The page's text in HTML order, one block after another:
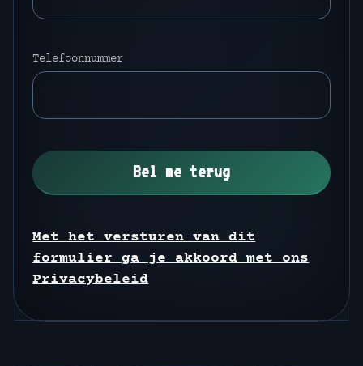
Telefoonnummer
Met het versturen van dit
formulier ga je akkoord met ons
Privacybeleid